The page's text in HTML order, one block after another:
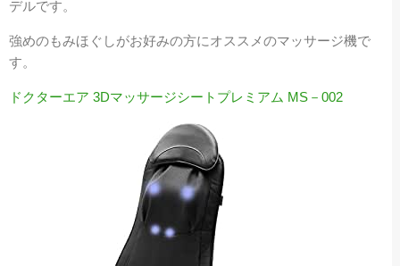
デルです。
強めのもみほぐしがお好みの方にオススメのマッサージ機で
す。
ドクターエア 3Dマッサージシートプレミアム MS－002